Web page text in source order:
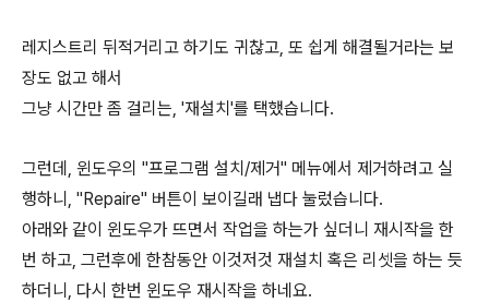
레지스트리 뒤적거리고 하기도 귀찮고, 또 쉽게 해결될거라는 보
장도 없고 해서
그냥 시간만 좀 걸리는, '재설치'를 택했습니다.
그런데, 윈도우의 "프로그램 설치/제거" 메뉴에서 제거하려고 실
행하니, "Repaire" 버튼이 보이길래 냅다 눌렀습니다.
아래와 같이 윈도우가 뜨면서 작업을 하는가 싶더니 재시작을 한
번 하고, 그런후에 한참동안 이것저것 재설치 혹은 리셋을 하는 듯
하더니, 다시 한번 윈도우 재시작을 하네요.